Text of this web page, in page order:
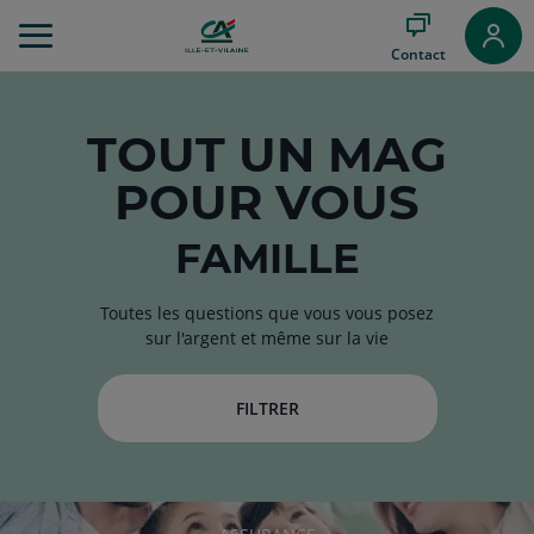
au
Contact
TOUT UN MAG
POUR VOUS
FAMILLE
Toutes les questions que vous vous posez
sur l'argent et même sur la vie
FILTRER